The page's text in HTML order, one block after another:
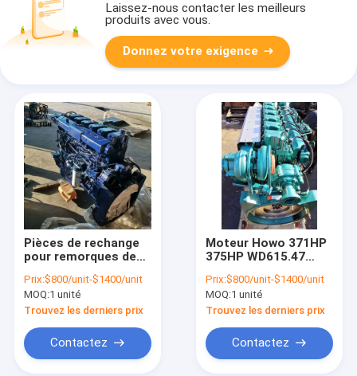
Laissez-nous contacter les meilleurs
produits avec vous.
Donnez votre exigence
Pièces de rechange
pour remorques de
Howo, moteur diesel
d'occasion 371CV
375CV
Prix:$800/unit-$1400/unit
MOQ:1 unité
Trouvez les derniers prix
Contactez
Moteur Howo 371HP
375HP WD615.47
Prix:$800/unit-$1400/unit
MOQ:1 unité
Trouvez les derniers prix
Contactez